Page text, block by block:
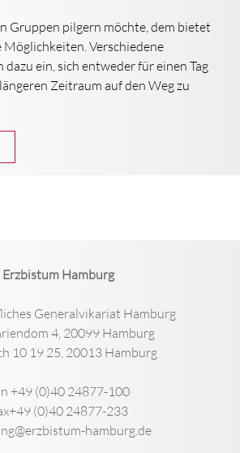
Gruppen pilgern möchte, dem bietet
Verschiedene
dazu ein, sich entweder für einen Tag
Zeitraum auf den Weg zu
Erzbistum Hamburg
Generalvikariat Hamburg
4, 20099 Hamburg
10 19 25, 20013 Hamburg
+49 (0)40 24877-100
(0)40 24877-233
hamburg.de